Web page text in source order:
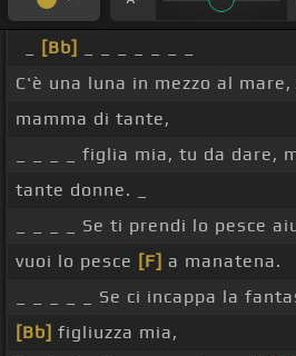
[Bb]
C'è una luna in mezzo al
mamma di tante,
_ _ _ _ figlia mia, tu da dare,
tante donne. _
_ _ _ _ Se ti prendi lo pesce
vuoi lo pesce [F] a manatena.
_ _ _ _ _ Se ci incappa la
[Bb] figliuzza mia,